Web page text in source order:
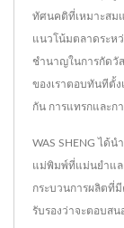
ทัศนคติที่เหมาะสม
แนวโน้มตลาดระห
ชำนาญในการกัดวัส
ของเราตอบทันทีตั้ง
กัน การแทรกและก
WAS SHENG ได้
แม่พิมพ์ที่แม่นยำแล
กระบวนการผลิตที่
รับรองว่าจะตอบส